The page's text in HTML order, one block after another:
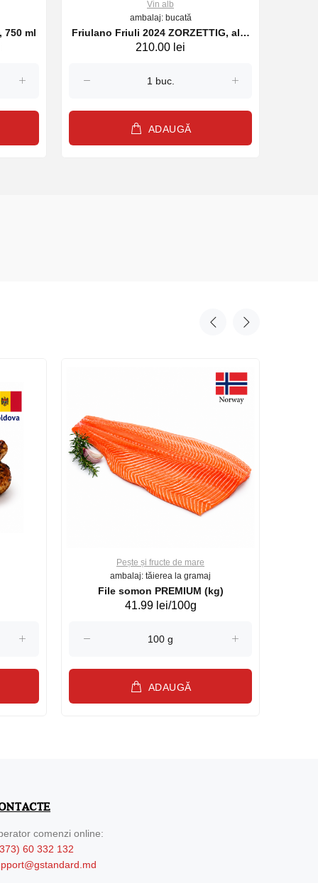
2023 MYO, alb, 750 ml
Vin alb
ambalaj: bucată
Friulano Friuli 2024 ZORZETTIG, alb,
750 ml
210.00 lei
ADAUGĂ
Pește și fructe de mare
ambalaj: tăierea la gramaj
File somon PREMIUM (kg)
41.99 lei/100g
ADAUGĂ
comenzi online:
60 332 132